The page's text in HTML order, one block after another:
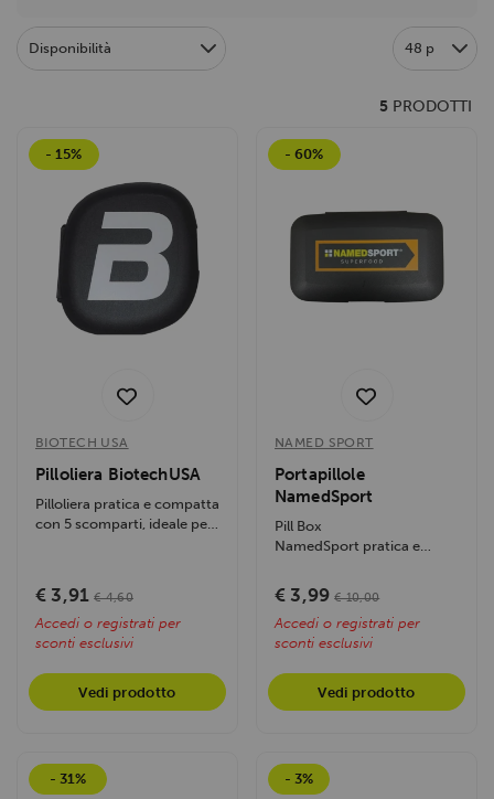
Disponibilità 48 p
5 PRODOTTI
- 15%
BIOTECH USA
Pilloliera BiotechUSA
Pilloliera pratica e compatta
con 5 scomparti, ideale per
€ 3,91 € 4,60
Accedi o registrati per
sconti esclusivi
Vedi prodotto
- 60%
NAMED SPORT
Portapillole
NamedSport
Pill Box
NamedSport pratica e
ideale per organizzare...
€ 3,99 € 10,00
Accedi o registrati per
sconti esclusivi
Vedi prodotto
- 31% - 3%